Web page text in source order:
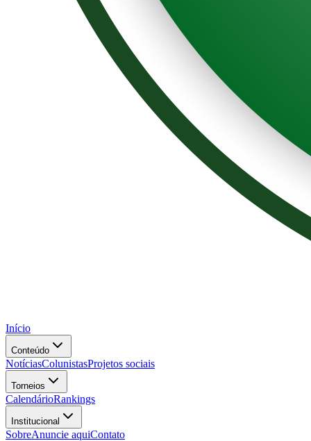
Início
Conteúdo
NotíciasColunistasProjetos sociais
Torneios
CalendárioRankings
Institucional
SobreAnuncie aquiContato